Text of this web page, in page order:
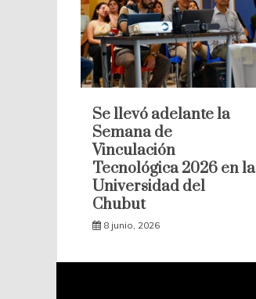
Se llevó adelante la
Semana de
Vinculación
Tecnológica 2026 en la
Universidad del
Chubut
8 junio, 2026